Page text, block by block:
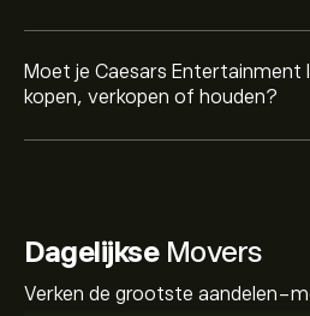
Moet je Caesars Entertainment
kopen, verkopen of houden?
DagelijkseMovers
Verken de grootste aandelen-